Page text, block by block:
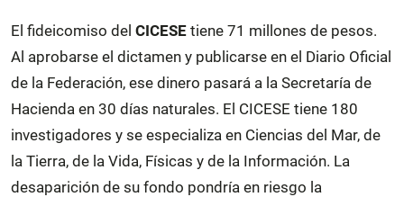
El fideicomiso del CICESE tiene 71 millones de pesos.
Al aprobarse el dictamen y publicarse en el Diario Oficial
de la Federación, ese dinero pasará a la Secretaría de
Hacienda en 30 días naturales. El CICESE tiene 180
investigadores y se especializa en Ciencias del Mar, de
la Tierra, de la Vida, Físicas y de la Información. La
desaparición de su fondo pondría en riesgo la